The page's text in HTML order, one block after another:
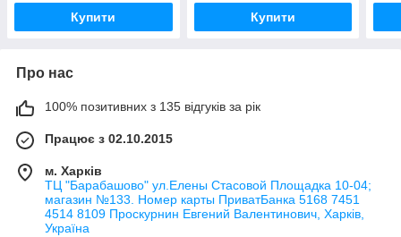
Купити Купити
Про нас
100% позитивних з 135 відгуків за рік
Працює з 02.10.2015
м. Харків
ТЦ "Барабашово" ул.Елены Стасовой Площадка 10-04;
магазин №133. Номер карты ПриватБанка 5168 7451
4514 8109 Проскурнин Евгений Валентинович, Харків,
Україна